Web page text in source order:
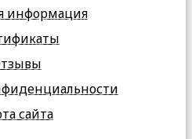
информация
сайта